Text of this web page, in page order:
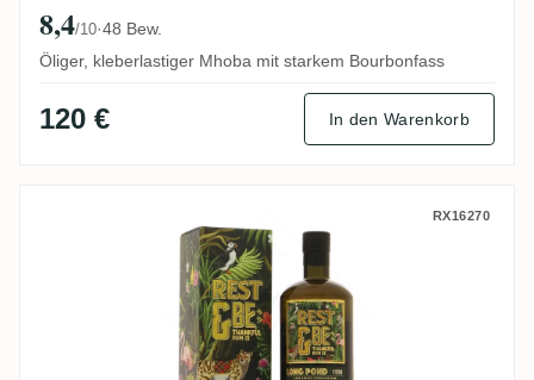
8,4/10·48 Bew.
Öliger, kleberlastiger Mhoba mit starkem Bourbonfass
120 € In den Warenkorb
Rest & Be Thankful Long Pond LSO 1998
RX16270